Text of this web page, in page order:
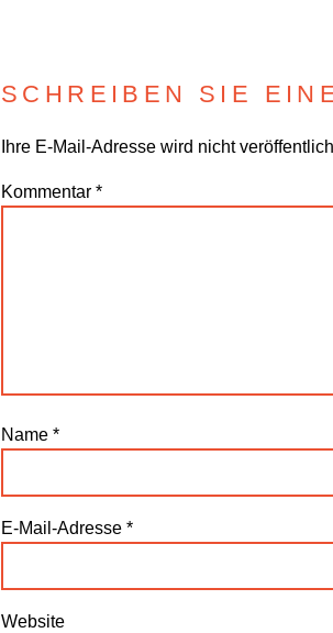
SCHREIBEN SIE
Ihre E-Mail-Adresse wird nicht
Kommentar *
Name *
E-Mail-Adresse *
Website